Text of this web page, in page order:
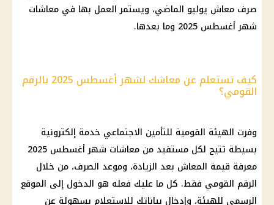
صرف معاش يوليو الماضي، ويستمر العمل بها في معاشات
شهر أغسطس 2025 وما بعدها.
كيف تستعلم عن معاشك لشهر أغسطس 2025 بالرقم
القومي؟
وفرت الهيئة القومية للتأمين الاجتماعي خدمة إلكترونية
بسيطة تتيح لكل مستفيد من معاشات شهر أغسطس 2025
معرفة قيمة المعاش بعد الزيادة، وموعد الصرف، من خلال
الرقم القومي فقط. كل ما عليك فعله هو الدخول إلى الموقع
الرسمي للهيئة، وإدخال بياناتك للاستعلام بسهولة عن